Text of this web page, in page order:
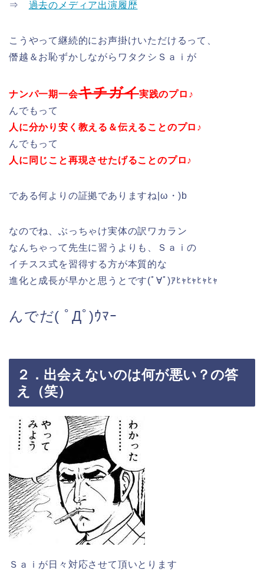
⇒ 過去のメディア出演履歴
こうやって継続的にお声掛けいただけるって、
僭越＆お恥ずかしながらワタクシＳａｉが
ナンパ一期一会キチガイ実践のプロ♪
んでもって
人に分かり安く教える＆伝えることのプロ♪
んでもって
人に同じこと再現させたげることのプロ♪
である何よりの証拠でありますね|ω・)b
なのでね、ぶっちゃけ実体の訳ワカラン
なんちゃって先生に習うよりも、Ｓａｉの
イチスス式を習得する方が本質的な
進化と成長が早かと思うとです(ﾟ∀ﾟ)ｱﾋｬﾋｬﾋｬﾋｬ
んでだ( ﾟДﾟ)ｳﾏｰ
２．出会えないのは何が悪い？の答
え（笑）
Ｓａｉが日々対応させて頂いとります